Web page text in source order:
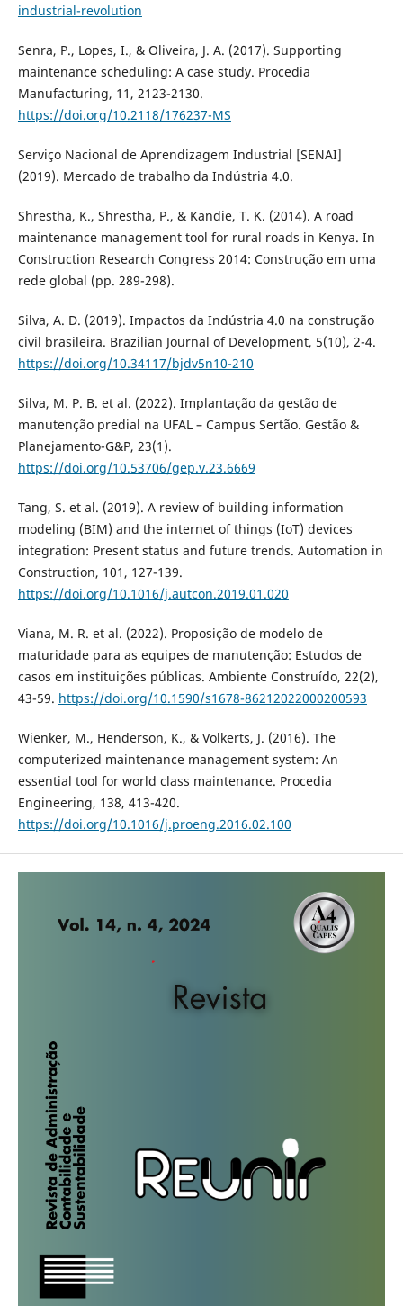
industrial-revolution
Senra, P., Lopes, I., & Oliveira, J. A. (2017). Supporting
maintenance scheduling: A case study. Procedia
Manufacturing, 11, 2123-2130.
https://doi.org/10.2118/176237-MS
Serviço Nacional de Aprendizagem Industrial [SENAI]
(2019). Mercado de trabalho da Indústria 4.0.
Shrestha, K., Shrestha, P., & Kandie, T. K. (2014). A road
maintenance management tool for rural roads in Kenya. In
Construction Research Congress 2014: Construção em uma
rede global (pp. 289-298).
Silva, A. D. (2019). Impactos da Indústria 4.0 na construção
civil brasileira. Brazilian Journal of Development, 5(10), 2-4.
https://doi.org/10.34117/bjdv5n10-210
Silva, M. P. B. et al. (2022). Implantação da gestão de
manutenção predial na UFAL – Campus Sertão. Gestão &
Planejamento-G&P, 23(1).
https://doi.org/10.53706/gep.v.23.6669
Tang, S. et al. (2019). A review of building information
modeling (BIM) and the internet of things (IoT) devices
integration: Present status and future trends. Automation in
Construction, 101, 127-139.
https://doi.org/10.1016/j.autcon.2019.01.020
Viana, M. R. et al. (2022). Proposição de modelo de
maturidade para as equipes de manutenção: Estudos de
casos em instituições públicas. Ambiente Construído, 22(2),
43-59. https://doi.org/10.1590/s1678-86212022000200593
Wienker, M., Henderson, K., & Volkerts, J. (2016). The
computerized maintenance management system: An
essential tool for world class maintenance. Procedia
Engineering, 138, 413-420.
https://doi.org/10.1016/j.proeng.2016.02.100